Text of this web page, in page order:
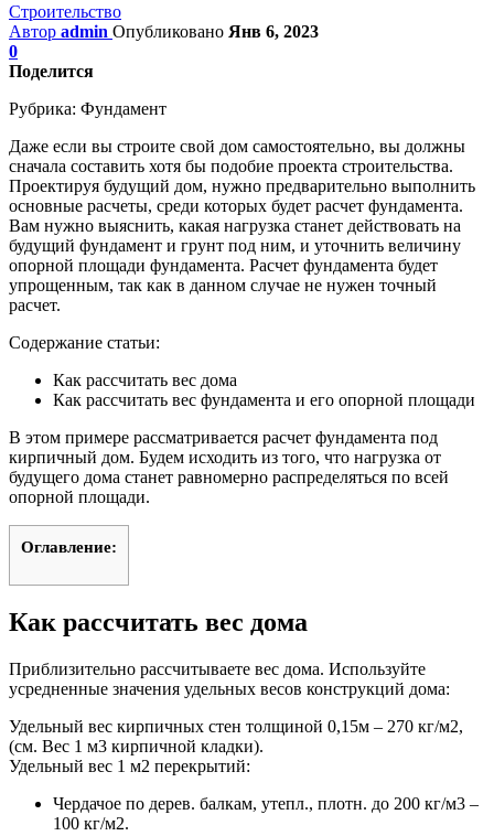
Строительство
Автор admin Опубликовано Янв 6, 2023
0
Поделится
Рубрика: Фундамент
Даже если вы строите свой дом самостоятельно, вы должны
сначала составить хотя бы подобие проекта строительства.
Проектируя будущий дом, нужно предварительно выполнить
основные расчеты, среди которых будет расчет фундамента.
Вам нужно выяснить, какая нагрузка станет действовать на
будущий фундамент и грунт под ним, и уточнить величину
опорной площади фундамента. Расчет фундамента будет
упрощенным, так как в данном случае не нужен точный
расчет.
Содержание статьи:
Как рассчитать вес дома
Как рассчитать вес фундамента и его опорной площади
В этом примере рассматривается расчет фундамента под
кирпичный дом. Будем исходить из того, что нагрузка от
будущего дома станет равномерно распределяться по всей
опорной площади.
Оглавление:
Как рассчитать вес дома
Приблизительно рассчитываете вес дома. Используйте
усредненные значения удельных весов конструкций дома:
Удельный вес кирпичных стен толщиной 0,15м – 270 кг/м2,
(см. Вес 1 м3 кирпичной кладки).
Удельный вес 1 м2 перекрытий:
Чердачое по дерев. балкам, утепл., плотн. до 200 кг/м3 –
100 кг/м2.